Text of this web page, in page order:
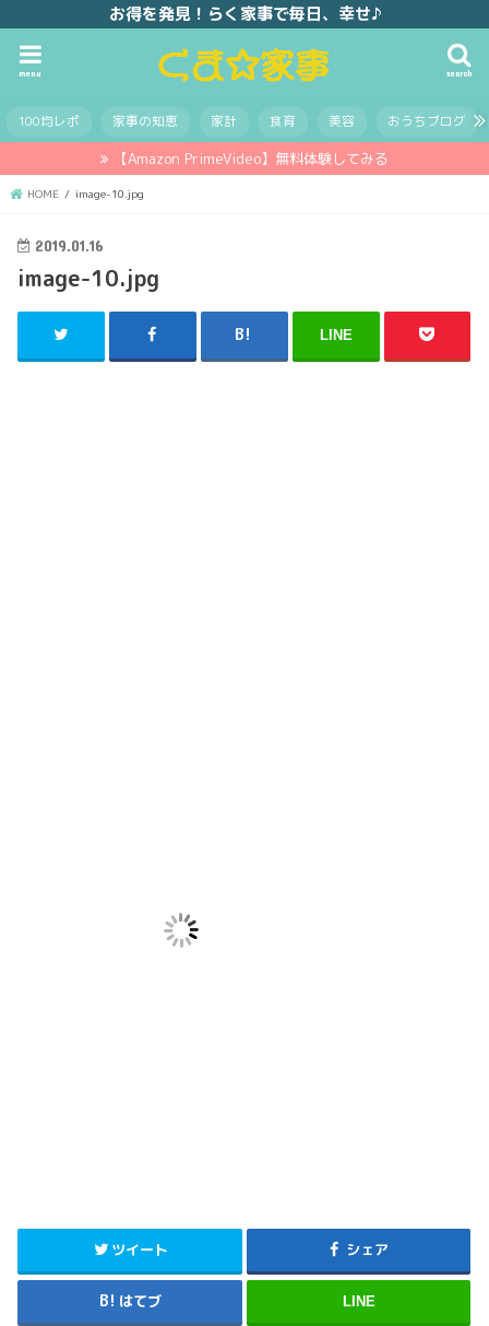
お得を発見！らく家事で毎日、幸せ♪
search
menu
100均レポ 家事の知恵 家計 食育 美容 おうちブログ
【Amazon PrimeVideo】無料体験してみる
HOME image-10.jpg
2019.01.16
image-10.jpg
LINE
ツイート シェア
はてブ LINE